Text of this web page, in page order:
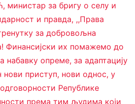
за бригу о селу и
и правда, ,,Права
за добровољна
Финансијски их помажемо до
набавку опреме, за адаптацију
нови приступ, нови однос, у
Републике
према тим људима који